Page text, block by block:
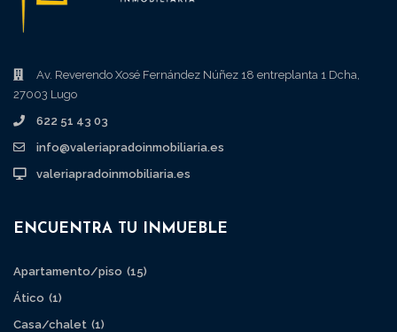
Av. Reverendo Xosé Fernández Núñez 18 entreplanta 1 Dcha,
27003 Lugo
622 51 43 03
info@valeriapradoinmobiliaria.es
valeriapradoinmobiliaria.es
ENCUENTRA TU INMUEBLE
Apartamento/piso (15)
Ático (1)
Casa/chalet (1)